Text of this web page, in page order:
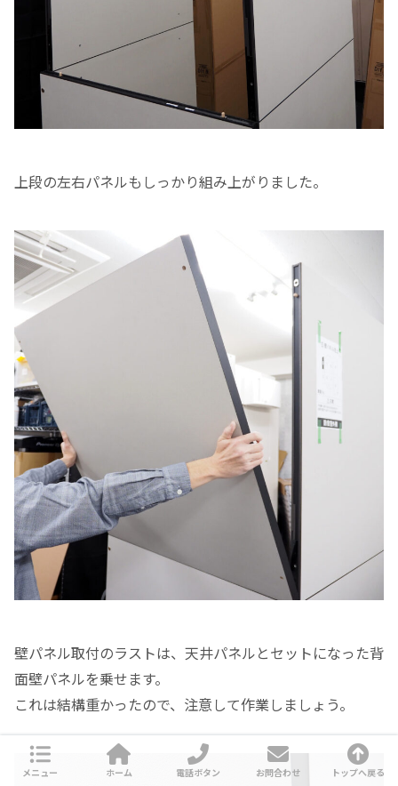
上段の左右パネルもしっかり組み上がりました。
壁パネル取付のラストは、天井パネルとセットになった背
面壁パネルを乗せます。
これは結構重かったので、注意して作業しましょう。
メニュー ホーム 電話ボタン お問合わせ トップへ戻る